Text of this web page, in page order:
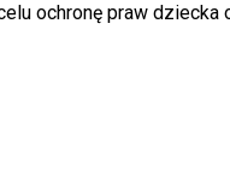
ochronę praw dziecka